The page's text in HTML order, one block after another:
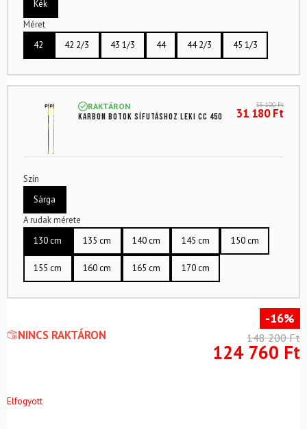
Kék
Méret
42
42 2/3 43 1/3 44 44 2/3 45 1/3
RAKTÁRON
Karbon botok sífutáshoz LEKI CC 450
35 100Ft
31 180Ft
Szín
Sárga
A rudak mérete
130 cm
135 cm 140 cm 145 cm 150 cm
155 cm 160 cm 165 cm 170 cm
NINCS RAKTÁRON
-16%
148 200Ft
124 760 Ft
Elfogyott